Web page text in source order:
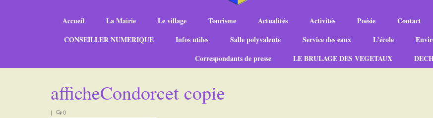
Accueil La Mairie Le village Tourisme Actualités Activités Poésie Contact
CONSEILLER NUMERIQUE
Infos utiles Salle polyvalente Service des eaux L’école
Correspondants de presse
LE BRULAGE DES VEGETAUX
afficheCondorcet copie
| 0